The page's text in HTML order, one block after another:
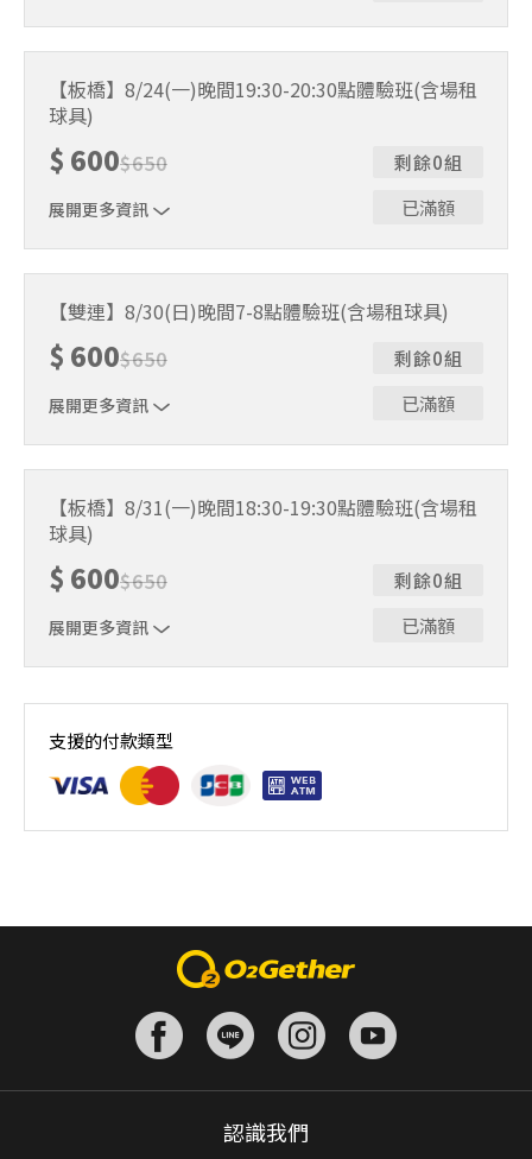
制。歡迎邀請親友一同報名參加，享受團體運動樂趣！ 如
人數未達開班門檻，或因天候不佳無法如期舉行，POA將視
情況安排延期或併班處理。 ⚠️ 報名完成後，如因天候因素
無法上課，僅提供課程延期選項，恕不退費，請參閱【報名
與課程異動規則】。報名後視為您已同意上述規則。
【板橋】8/24(一)晚間19:30-20:30點體驗班(含場租
球具)
$ 600$650
展開更多資訊
剩餘0組
已滿額
制。歡迎邀請親友一同報名參加，享受團體運動樂趣！ 如
人數未達開班門檻，或因天候不佳無法如期舉行，POA將視
情況安排延期或併班處理。 ⚠️ 報名完成後，如因天候因素
無法上課，僅提供課程延期選項，恕不退費，請參閱【報名
與課程異動規則】。報名後視為您已同意上述規則。
【雙連】8/30(日)晚間7-8點體驗班(含場租球具)
$ 600$650
展開更多資訊
剩餘0組
已滿額
制。歡迎邀請親友一同報名參加，享受團體運動樂趣！ 如
人數未達開班門檻，或因天候不佳無法如期舉行，POA將視
情況安排延期或併班處理。 ⚠️ 報名完成後，如因天候因素
無法上課，僅提供課程延期選項，恕不退費，請參閱【報名
與課程異動規則】。報名後視為您已同意上述規則。
【板橋】8/31(一)晚間18:30-19:30點體驗班(含場租
球具)
$ 600$650
展開更多資訊
剩餘0組
已滿額
｜單人報名方案說明｜ 本體驗課程採4人開班，8人滿班
人數未達開班門檻，或因天候不佳無法如期舉行，POA將視
情況安排延期或併班處理。 ⚠️ 報名完成後，如因天候因素
無法上課，僅提供課程延期選項，恕不退費，請參閱【報名
支援的付款類型
認識我們